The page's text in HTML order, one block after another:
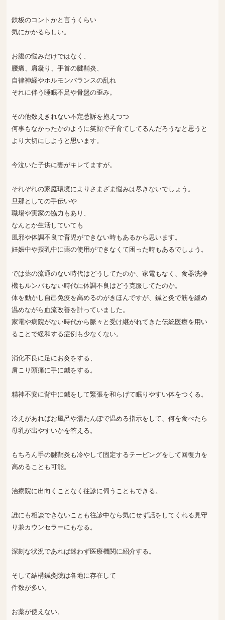
鉄板のコントかと言うくらい
気にかかるらしい。
お腹の悩みだけではなく、
腰痛、肩凝り、手首の腱鞘炎、
自律神経やホルモンバランスの乱れ
それに伴う睡眠不足や骨盤の歪み。
その他数えきれない不定愁訴を抱えつつ
何事もなかったかのように笑顔で子育てしてるんだろうなと思うと
より大切にしようと思います。
今泣いた子供に妻がキレてますが。
それぞれの家庭環境によりさまざま悩みは尽きないでしょう。
旦那としての手伝いや
職場や実家の協力もあり、
なんとか生活していても
風邪や体調不良で育児ができない時もあるから思います。
妊娠中や授乳中に薬の使用ができなくて困った時もあるでしょう。
では薬の流通のない時代はどうしてたのか、家電もなく、食器洗浄
機もルンバもない時代に体調不良はどう克服してたのか。
体を動かし自己免疫を高めるのがきほんですが、鍼と灸で筋を緩め
温めながら血流改善を計っていました。
家電や病院がない時代から脈々と受け継がれてきた伝統医療を用い
ることで緩和する症例も少なくない。
消化不良に足にお灸をする、
肩こり頭痛に手に鍼をする。
精神不安に背中に鍼をして緊張を和らげて眠りやすい体をつくる。
冷えがあればお風呂や湯たんぽで温める指示をして、何を食べたら
母乳が出やすいかを答える。
もちろん手の腱鞘炎も冷やして固定するテーピングをして回復力を
高めることも可能。
治療院に出向くことなく往診に伺うこともできる。
誰にも相談できないことも往診中なら気にせず話をしてくれる見守
り兼カウンセラーにもなる。
深刻な状況であれば迷わず医療機関に紹介する。
そして結構鍼灸院は各地に存在して
件数が多い。
お薬が使えない、